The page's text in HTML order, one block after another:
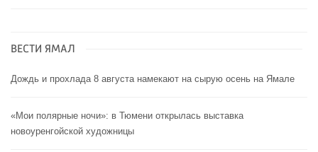
ВЕСТИ ЯМАЛ
Дождь и прохлада 8 августа намекают на сырую осень на Ямале
«Мои полярные ночи»: в Тюмени открылась выставка
новоуренгойской художницы